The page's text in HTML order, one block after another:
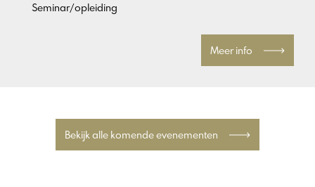
Seminar/opleiding
Meer info
Bekijk alle komende evenementen